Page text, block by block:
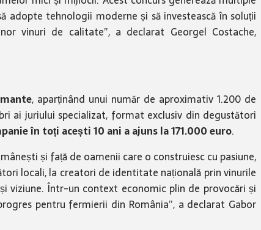
adopte tehnologii moderne și să investească în soluții
vinuri de calitate”, a declarat Georgel Costache,
, aparținând unui număr de aproximativ 1.200 de
ai juriului specializat, format exclusiv din degustători
în toți acești 10 ani a ajuns la 171.000 euro.
și față de oamenii care o construiesc cu pasiune,
locali, la creatori de identitate națională prin vinurile
viziune. Într-un context economic plin de provocări și
pentru fermierii din România”, a declarat Gabor